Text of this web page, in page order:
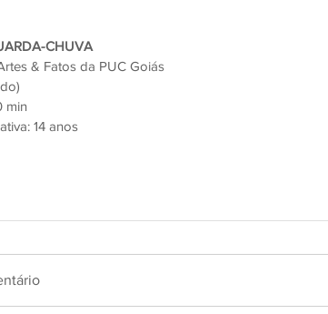
CHUVA
& Fatos da PUC Goiás
min
14 anos